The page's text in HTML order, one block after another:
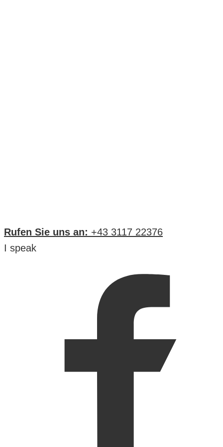
Rufen Sie uns an: +43 3117 22376
I speak